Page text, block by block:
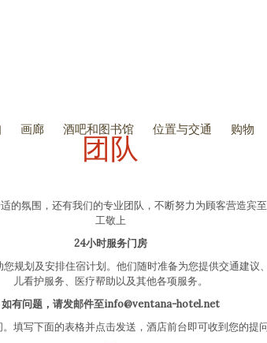
SKIP
TO
画廊 酒吧和图书馆 位置与交通 购物
团队
氛围，还有我们的专业团队，不断努力为顾客营造宾
工敬上
24小时服务门房
规划及安排住宿计划。他们随时准备为您提供交通建
儿看护服务、医疗帮助以及其他各项服务。
如有问题，请发邮件至info@ventana-hotel.net
写下面的表格并点击发送，酒店前台即可收到您的提